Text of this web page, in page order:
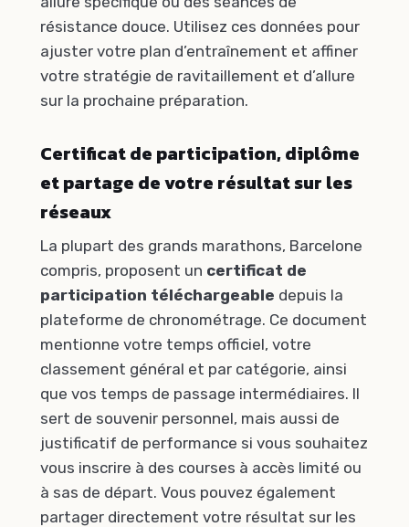
résistance douce. Utilisez ces données pour
ajuster votre plan d’entraînement et affiner
votre stratégie de ravitaillement et d’allure
sur la prochaine préparation.
Certificat de participation, diplôme
et partage de votre résultat sur les
réseaux
La plupart des grands marathons, Barcelone
compris, proposent un certificat de
participation téléchargeable depuis la
plateforme de chronométrage. Ce document
mentionne votre temps officiel, votre
classement général et par catégorie, ainsi
que vos temps de passage intermédiaires. Il
sert de souvenir personnel, mais aussi de
justificatif de performance si vous souhaitez
vous inscrire à des courses à accès limité ou
à sas de départ. Vous pouvez également
partager directement votre résultat sur les